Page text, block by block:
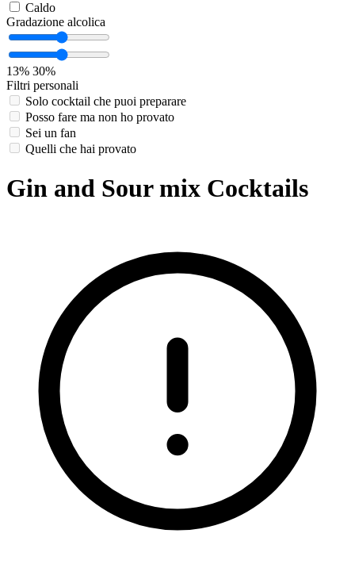
Caldo
Gradazione alcolica
13% 30%
Filtri personali
Solo cocktail che puoi preparare
Posso fare ma non ho provato
Sei un fan
Quelli che hai provato
Gin and Sour mix Cocktails